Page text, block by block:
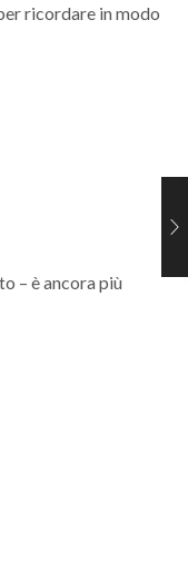
ricordare in modo
– è ancora più